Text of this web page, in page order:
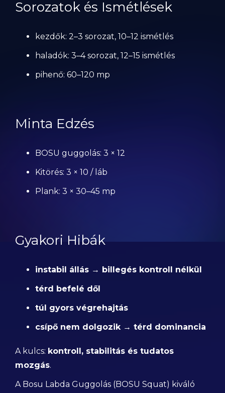
Sorozatok és Ismétlések
kezdők: 2–3 sorozat, 10–12 ismétlés
haladók: 3–4 sorozat, 12–15 ismétlés
pihenő: 60–120 mp
Minta Edzés
BOSU guggolás: 3 × 12
Kitörés: 3 × 10 / láb
Plank: 3 × 30–45 mp
Gyakori Hibák
instabil állás → billegés kontroll nélkül
térd befelé dől
túl gyors végrehajtás
csípő nem dolgozik → térd dominancia
A kulcs: kontroll, stabilitás és tudatos
mozgás.
A Bosu Labda Guggolás (BOSU Squat) kiváló